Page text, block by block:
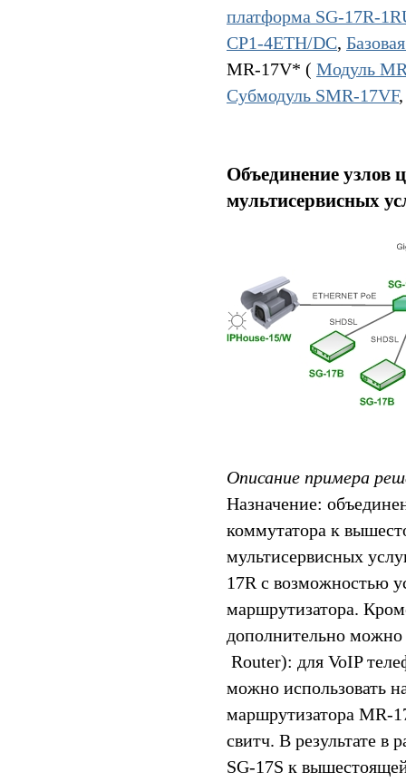
платформа SG-17R-
CP1-4ETH/DC,
MR-17V* ( Модуль
Субмодуль SMR-17VF
Объединение узлов
мультисервисных
Описание примера
Назначение:
коммутатора к
мультисервисных
17R с возможностью
маршрутизатора.
дополнительно
Router): для VoIP
можно использовать
маршрутизатора MR-
свитч. В результате в
SG-17S к